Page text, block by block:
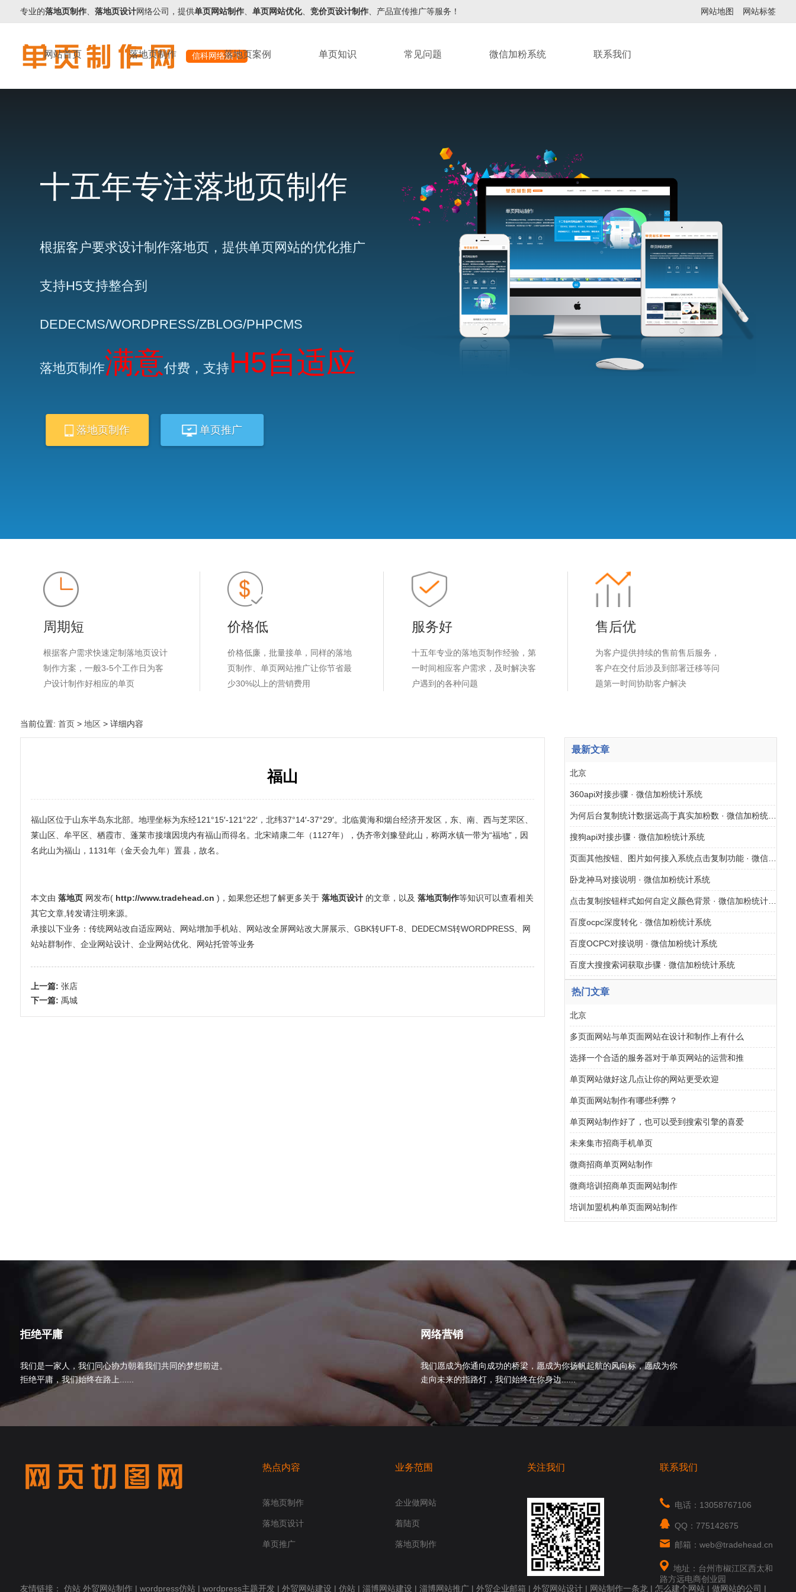
专业的落地页制作、 落地页设计网络公司，提供单页网站制作、 单页网站优化、 竞价页设计制作、产品宣传推广等服务！ 网站地图 网站标签
信科网络旗下
网站首页 落地页制作 落地页案例 单页知识 常见问题 微信加粉系统 联系我们
十五年专注落地页制作
根据客户要求设计制作落地页，提供单页网站的优化推广
支持H5支持整合到
DEDECMS/WORDPRESS/ZBLOG/PHPCMS
落地页制作满意付费，支持H5自适应
落地页制作 单页推广
周期短
根据客户需求快速定制落地页设计
制作方案，一般3-5个工作日为客
户设计制作好相应的单页
价格低
价格低廉，批量接单，同样的落地
页制作、单页网站推广让你节省最
少30%以上的营销费用
服务好
十五年专业的落地页制作经验，第
一时间相应客户需求，及时解决客
户遇到的各种问题
售后优
为客户提供持续的售前售后服务，
客户在交付后涉及到部署迁移等问
题第一时间协助客户解决
当前位置: 首页> 地区> 详细内容
福山
福山区位于山东半岛东北部。地理坐标为东经121°15′-121°22′，北纬37°14′-37°29′。北临黄海和烟台经济开发区，东、南、西与芝罘区、
莱山区、牟平区、栖霞市、蓬莱市接壤因境内有福山而得名。北宋靖康二年（1127年），伪齐帝刘豫登此山，称两水镇一带为“福地”，因
名此山为福山，1131年（金天会九年）置县，故名。
本文由 落地页 网发布( http://www.tradehead.cn )，如果您还想了解更多关于落地页设计 的文章，以及落地页制作等知识可以查看相关
其它文章,转发请注明来源。
承接以下业务：传统网站改自适应网站、网站增加手机站、网站改全屏网站改大屏展示、GBK转UFT-8、DEDECMS转WORDPRESS、网
站站群制作、企业网站设计、企业网站优化、网站托管等业务
上一篇:张店
下一篇:禹城
最新文章
北京
360api对接步骤 · 微信加粉统计系统
为何后台复制统计数据远高于真实加粉数 · 微信加粉统计系统
搜狗api对接步骤 · 微信加粉统计系统
页面其他按钮、图片如何接入系统点击复制功能 · 微信加粉统计系统
卧龙神马对接说明 · 微信加粉统计系统
点击复制按钮样式如何自定义颜色背景 · 微信加粉统计系统
百度ocpc深度转化 · 微信加粉统计系统
百度OCPC对接说明 · 微信加粉统计系统
百度大搜搜索词获取步骤 · 微信加粉统计系统
热门文章
北京
多页面网站与单页面网站在设计和制作上有什么
选择一个合适的服务器对于单页网站的运营和推
单页网站做好这几点让你的网站更受欢迎
单页面网站制作有哪些利弊？
单页网站制作好了，也可以受到搜索引擎的喜爱
未来集市招商手机单页
微商招商单页网站制作
微商培训招商单页面网站制作
培训加盟机构单页面网站制作
拒绝平庸
我们是一家人，我们同心协力朝着我们共同的梦想前进。
拒绝平庸，我们始终在路上......
网络营销
我们愿成为你通向成功的桥梁，愿成为你扬帆起航的风向标，愿成为你
走向未来的指路灯，我们始终在你身边......
热点内容
落地页制作
落地页设计
单页推广
业务范围
企业做网站
着陆页
落地页制作
关注我们 联系我们
电话：13058767106
QQ：775142675
邮箱：web@tradehead.cn
地址：台州市椒江区西太和
路方远电商创业园
友情链接： 仿站 外贸网站制作| wordpress仿站| wordpress主题开发| 外贸网站建设 | 仿站| 淄博网站建设 | 淄博网站推广| 外贸企业邮箱 | 外贸网站设计| 网站制作一条龙 | 怎么建个网站| 做网站的公司 |